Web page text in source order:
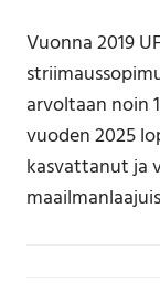
Vuonna 2019
arvoltaan noin
vuoden 2025
kasvattanut ja